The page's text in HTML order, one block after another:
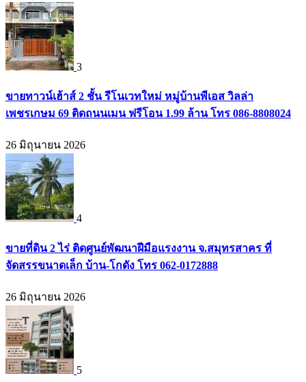
3
ขายทาวน์เฮ้าส์ 2 ชั้น รีโนเวทใหม่ หมู่บ้านพีเอส วิลล่า
เพชรเกษม 69 ติดถนนเมน ฟรีโอน 1.99 ล้าน โทร 086-8808024
26 มิถุนายน 2026
4
ขายที่ดิน 2 ไร่ ติดศูนย์พัฒนาฝีมือแรงงาน จ.สมุทรสาคร ที่
จัดสรรขนาดเล็ก บ้าน-โกดัง โทร 062-0172888
26 มิถุนายน 2026
5